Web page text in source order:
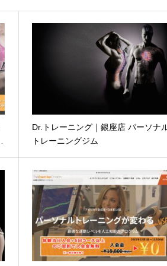
Dr.トレーニング｜銀座店 パーソナ
トレーニングジム